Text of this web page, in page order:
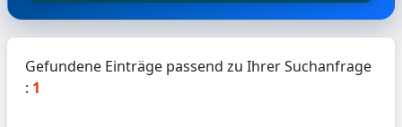
Gefundene Einträge passend zu Ihrer Suchanfrage
: 1